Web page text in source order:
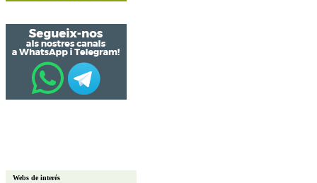
Webs de interés